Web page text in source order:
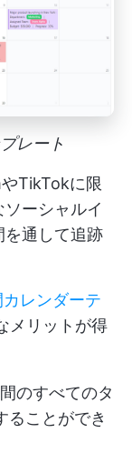
レート
TikTokに限
ーシャルイ
を通して追跡
レンダーテ
メリットが得
のすべてのタ
ることができ